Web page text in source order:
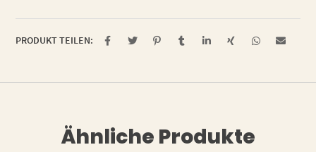
PRODUKT TEILEN:
Ähnliche Produkte